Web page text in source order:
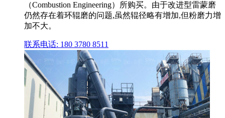
（Combustion Engineering）所购买。由于改进型雷蒙磨
仍然存在着环辊磨的问题,虽然辊径略有增加,但粉磨力增
加不大。
联系电话: 180 3780 8511